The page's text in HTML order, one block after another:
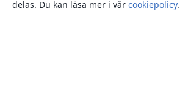
delas. Du kan läsa mer i vår cookiepolicy.